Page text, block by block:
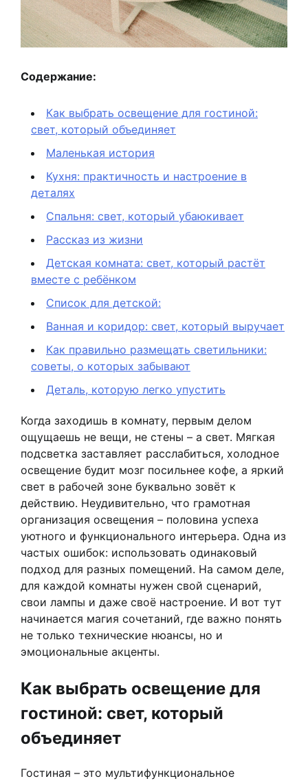
Содержание:
Как выбрать освещение для гостиной:
свет, который объединяет
Маленькая история
Кухня: практичность и настроение в
деталях
Спальня: свет, который убаюкивает
Рассказ из жизни
Детская комната: свет, который растёт
вместе с ребёнком
Список для детской:
Ванная и коридор: свет, который выручает
Как правильно размещать светильники:
советы, о которых забывают
Деталь, которую легко упустить
Когда заходишь в комнату, первым делом
ощущаешь не вещи, не стены – а свет. Мягкая
подсветка заставляет расслабиться, холодное
освещение будит мозг посильнее кофе, а яркий
свет в рабочей зоне буквально зовёт к
действию. Неудивительно, что грамотная
организация освещения – половина успеха
уютного и функционального интерьера. Одна из
частых ошибок: использовать одинаковый
подход для разных помещений. На самом деле,
для каждой комнаты нужен свой сценарий,
свои лампы и даже своё настроение. И вот тут
начинается магия сочетаний, где важно понять
не только технические нюансы, но и
эмоциональные акценты.
Как выбрать освещение для
гостиной: свет, который
объединяет
Гостиная – это мультифункциональное